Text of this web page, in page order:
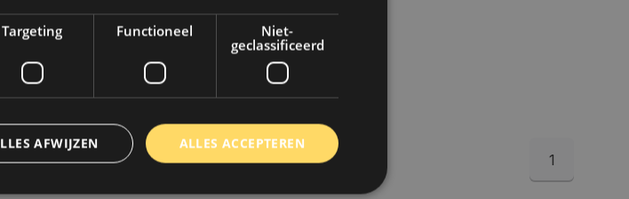
1
Targeting Functioneel
Niet-
geclassificeerd
ALLES ACCEPTEREN
AFWIJZEN